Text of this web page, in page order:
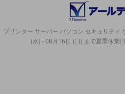
プリンター サーバー パソコン セキュリティ
(水) - 08月16日 (日) まで夏季休業